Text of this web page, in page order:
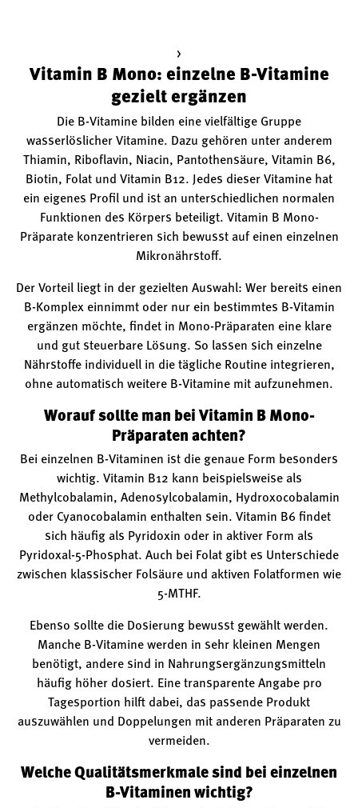
>
Vitamin B Mono: einzelne B-Vitamine
gezielt ergänzen
Die B-Vitamine bilden eine vielfältige Gruppe
wasserlöslicher Vitamine. Dazu gehören unter anderem
Thiamin, Riboflavin, Niacin, Pantothensäure, Vitamin B6,
Biotin, Folat und Vitamin B12. Jedes dieser Vitamine hat
ein eigenes Profil und ist an unterschiedlichen normalen
Funktionen des Körpers beteiligt. Vitamin B Mono-
Präparate konzentrieren sich bewusst auf einen einzelnen
Mikronährstoff.
Der Vorteil liegt in der gezielten Auswahl: Wer bereits einen
B-Komplex einnimmt oder nur ein bestimmtes B-Vitamin
ergänzen möchte, findet in Mono-Präparaten eine klare
und gut steuerbare Lösung. So lassen sich einzelne
Nährstoffe individuell in die tägliche Routine integrieren,
ohne automatisch weitere B-Vitamine mit aufzunehmen.
Worauf sollte man bei Vitamin B Mono-
Präparaten achten?
Bei einzelnen B-Vitaminen ist die genaue Form besonders
wichtig. Vitamin B12 kann beispielsweise als
Methylcobalamin, Adenosylcobalamin, Hydroxocobalamin
oder Cyanocobalamin enthalten sein. Vitamin B6 findet
sich häufig als Pyridoxin oder in aktiver Form als
Pyridoxal-5-Phosphat. Auch bei Folat gibt es Unterschiede
zwischen klassischer Folsäure und aktiven Folatformen wie
5-MTHF.
Ebenso sollte die Dosierung bewusst gewählt werden.
Manche B-Vitamine werden in sehr kleinen Mengen
benötigt, andere sind in Nahrungsergänzungsmitteln
häufig höher dosiert. Eine transparente Angabe pro
Tagesportion hilft dabei, das passende Produkt
auszuwählen und Doppelungen mit anderen Präparaten zu
vermeiden.
Welche Qualitätsmerkmale sind bei einzelnen
B-Vitaminen wichtig?